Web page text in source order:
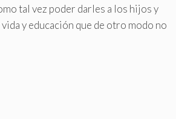
tal vez poder darles a los hijos y
y educación que de otro modo no